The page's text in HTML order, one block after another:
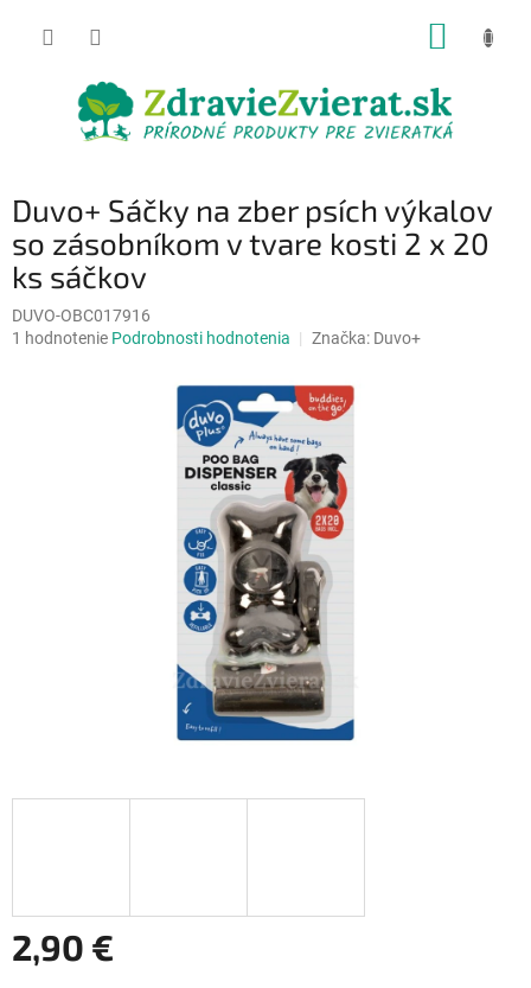
Duvo+ Sáčky na zber psích výkalov
so zásobníkom v tvare kosti 2 x 20
ks sáčkov
DUVO-OBC017916
Priemerné
1 hodnotenie Podrobnosti hodnotenia Značka: Duvo+
2,90 €